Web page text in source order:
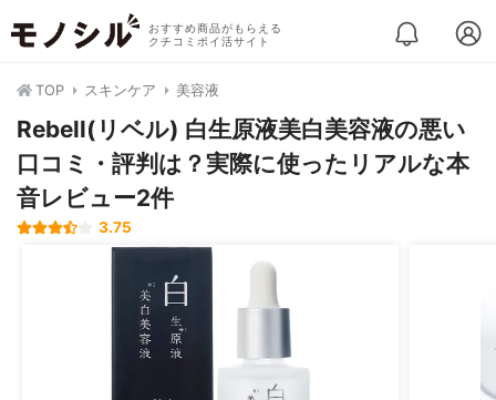
おすすめ商品がもらえる
クチコミポイ活サイト
TOP スキンケア 美容液
Rebell(リベル) 白生原液美白美容液の悪い
口コミ・評判は？実際に使ったリアルな本
音レビュー2件
3.75